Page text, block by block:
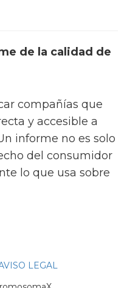
de la calidad de
compañías que
y accesible a
informe no es solo
del consumidor
lo que usa sobre
LEGAL